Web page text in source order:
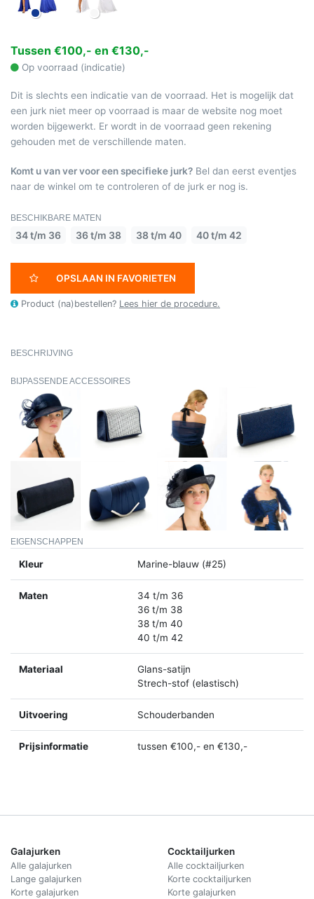
Tussen €100,- en €130,-
Op voorraad (indicatie)
Dit is slechts een indicatie van de voorraad. Het is mogelijk dat
een jurk niet meer op voorraad is maar de website nog moet
worden bijgewerkt. Er wordt in de voorraad geen rekening
gehouden met de verschillende maten.
Komt u van ver voor een specifieke jurk? Bel dan eerst eventjes
naar de winkel om te controleren of de jurk er nog is.
BESCHIKBARE MATEN
34 t/m 36 36 t/m 38 38 t/m 40 40 t/m 42
OPSLAAN IN FAVORIETEN
Product (na)bestellen? Lees hier de procedure.
BESCHRIJVING
BIJPASSENDE ACCESSOIRES
EIGENSCHAPPEN
Kleur Marine-blauw (#25)
Maten
34 t/m 36
36 t/m 38
38 t/m 40
40 t/m 42
Materiaal
Glans-satijn
Strech-stof (elastisch)
Uitvoering Schouderbanden
Prijsinformatie tussen €100,- en €130,-
Galajurken
Alle galajurken
Lange galajurken
Korte galajurken
Cocktailjurken
Alle cocktailjurken
Korte cocktailjurken
Korte galajurken